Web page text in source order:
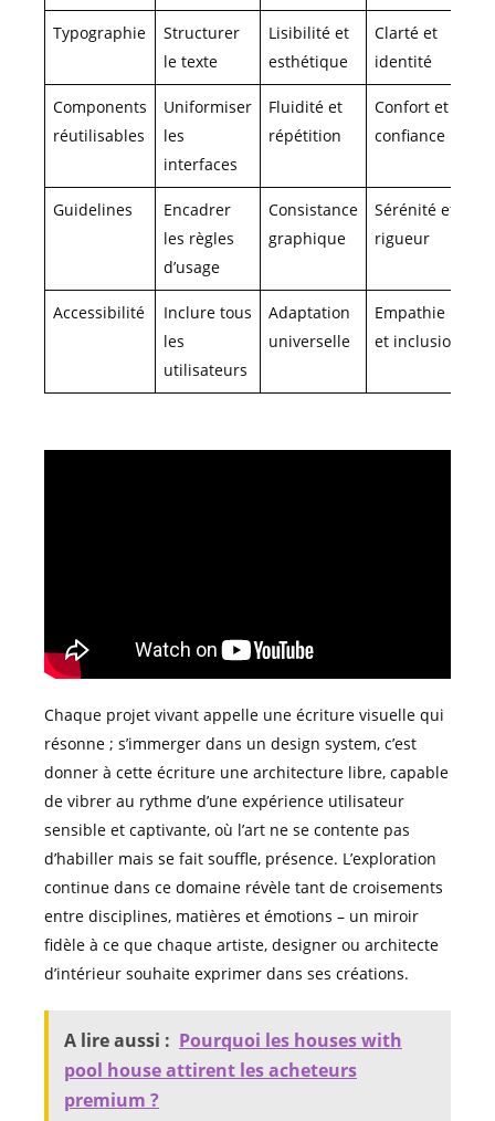
Typographie
Structurer
le texte
Lisibilité et
esthétique
Clarté et
identité
Components
réutilisables
Uniformiser
les
interfaces
Fluidité et
répétition
Confort et
confiance
Guidelines
Encadrer
les règles
d’usage
Consistance
graphique
Sérénité et
rigueur
Accessibilité
Inclure tous
les
utilisateurs
Adaptation
universelle
Empathie
et inclusion
Chaque projet vivant appelle une écriture visuelle qui
résonne ; s’immerger dans un design system, c’est
donner à cette écriture une architecture libre, capable
de vibrer au rythme d’une expérience utilisateur
sensible et captivante, où l’art ne se contente pas
d’habiller mais se fait souffle, présence. L’exploration
continue dans ce domaine révèle tant de croisements
entre disciplines, matières et émotions – un miroir
fidèle à ce que chaque artiste, designer ou architecte
d’intérieur souhaite exprimer dans ses créations.
A lire aussi : Pourquoi les houses with
pool house attirent les acheteurs
premium ?